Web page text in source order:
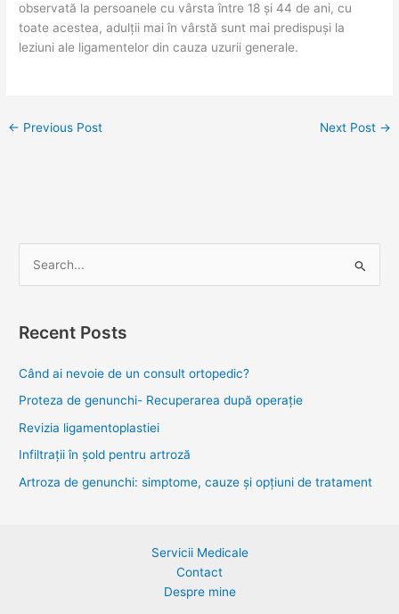
observată la persoanele cu vârsta între 18 și 44 de ani, cu
toate acestea, adulții mai în vârstă sunt mai predispuși la
leziuni ale ligamentelor din cauza uzurii generale.
← Previous Post Next Post →
r
o
r
:
Recent Posts
Când ai nevoie de un consult ortopedic?
Proteza de genunchi- Recuperarea după operație
Revizia ligamentoplastiei
Infiltrații în șold pentru artroză
Artroza de genunchi: simptome, cauze și opțiuni de tratament
Servicii Medicale
Contact
Despre mine